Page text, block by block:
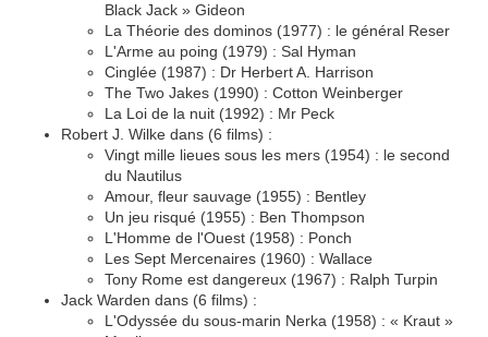
Black Jack » Gideon
La Théorie des dominos (1977) : le général Reser
L'Arme au poing (1979) : Sal Hyman
Cinglée (1987) : Dr Herbert A. Harrison
The Two Jakes (1990) : Cotton Weinberger
La Loi de la nuit (1992) : Mr Peck
Robert J. Wilke dans (6 films) :
Vingt mille lieues sous les mers (1954) : le second
du Nautilus
Amour, fleur sauvage (1955) : Bentley
Un jeu risqué (1955) : Ben Thompson
L'Homme de l'Ouest (1958) : Ponch
Les Sept Mercenaires (1960) : Wallace
Tony Rome est dangereux (1967) : Ralph Turpin
Jack Warden dans (6 films) :
L'Odyssée du sous-marin Nerka (1958) : « Kraut »